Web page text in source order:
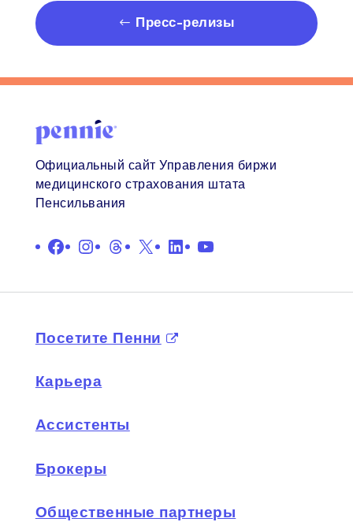
Пресс-релизы
Официальный сайт Управления биржи
медицинского страхования штата
Пенсильвания
Facebook
Instagram
Нитки
X LinkedInYouTube
Посетите Пенни
Карьера
Ассистенты
Брокеры
Общественные партнеры